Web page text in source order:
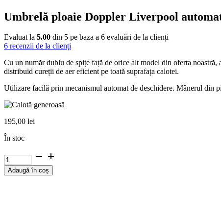
Umbrelă ploaie Doppler Liverpool
Evaluat la 5.00 din 5 pe baza a 6 evaluări de la clienți
6 recenzii de la clienți
Cu un număr dublu de spițe față de orice alt model din oferta
distribuid cureții de aer eficient pe toată suprafața calotei.
Utilizare facilă prin mecanismul automat de deschidere. Mânerul din
195,00 lei
În stoc
Cantitate
Umbrelă
ploaie
Adaugă în coș